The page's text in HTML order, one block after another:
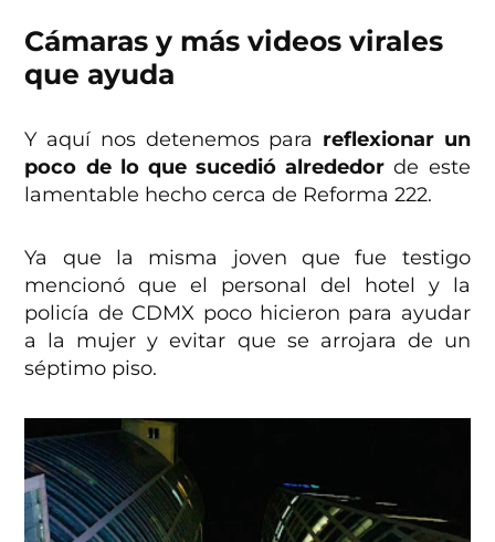
Cámaras y más videos virales
que ayuda
Y aquí nos detenemos para reflexionar un
poco de lo que sucedió alrededor de este
lamentable hecho cerca de Reforma 222.
Ya que la misma joven que fue testigo
mencionó que el personal del hotel y la
policía de CDMX poco hicieron para ayudar
a la mujer y evitar que se arrojara de un
séptimo piso.